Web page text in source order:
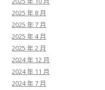
2025 年 8 月
2025 年 7 月
2025 年 4 月
2025 年 2 月
2024 年 12 月
2024 年 11 月
2024 年 7 月